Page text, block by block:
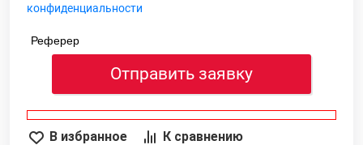
конфиденциальности
Реферер
Отправить заявку
В избранное К сравнению